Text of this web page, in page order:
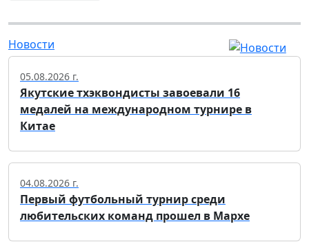
Новости
05.08.2026 г.
Якутские тхэквондисты завоевали 16
медалей на международном турнире в
Китае
04.08.2026 г.
Первый футбольный турнир среди
любительских команд прошел в Мархе